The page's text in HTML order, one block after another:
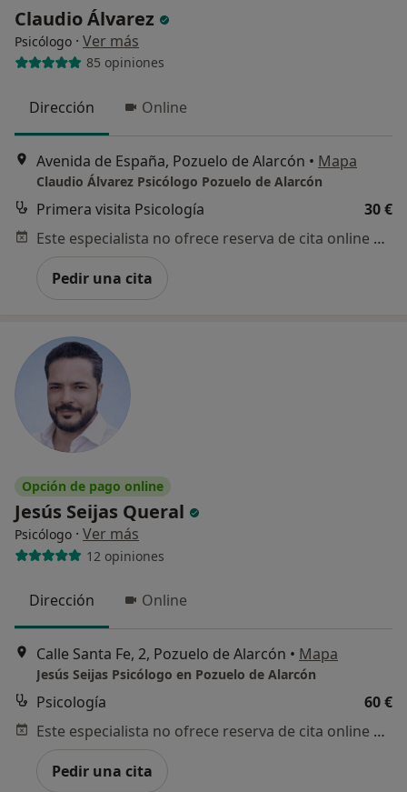
Claudio Álvarez
Psicólogo · Ver más
85 opiniones
Dirección Online
Avenida de España, Pozuelo de Alarcón • Mapa
Claudio Álvarez Psicólogo Pozuelo de Alarcón
Primera visita Psicología
30 €
Este especialista no ofrece reserva de cita online en esta dirección.
Pedir una cita
Opción de pago online
Jesús Seijas Queral
Psicólogo · Ver más
12 opiniones
Dirección Online
Calle Santa Fe, 2, Pozuelo de Alarcón • Mapa
Jesús Seijas Psicólogo en Pozuelo de Alarcón
Psicología
60 €
Este especialista no ofrece reserva de cita online en esta dirección.
Pedir una cita